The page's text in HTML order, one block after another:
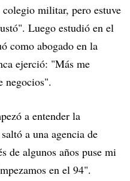
militar, pero estuve
Luego estudió en el
como abogado en la
ejerció: "Más me
negocios".
a entender la
a una agencia de
de algunos años puse mi
en el 94".